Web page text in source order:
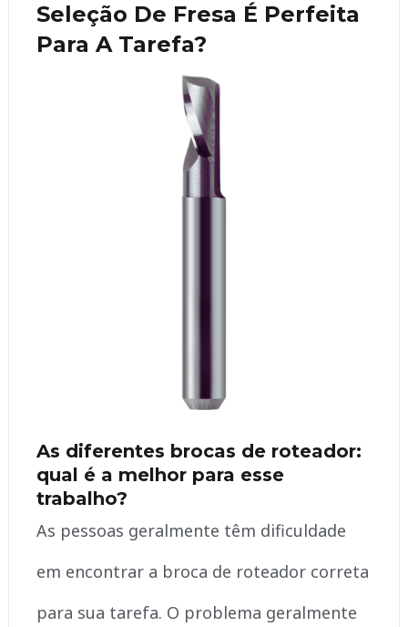
Seleção De Fresa É Perfeita
Para A Tarefa?
As diferentes brocas de roteador:
qual é a melhor para esse
trabalho?
As pessoas geralmente têm dificuldade
em encontrar a broca de roteador correta
para sua tarefa. O problema geralmente